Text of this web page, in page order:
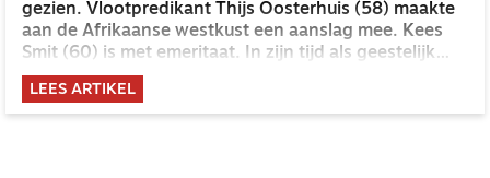
gezien. Vlootpredikant Thijs Oosterhuis (58) maakte
aan de Afrikaanse westkust een aanslag mee. Kees
Smit (60) is met emeritaat. In zijn tijd als geestelijk
verzorger bij de landmacht is hij twee keer op missie
geweest naar Bosnië. Zien zij het evangelie, als
remedie tegen het kwaad?
LEES ARTIKEL